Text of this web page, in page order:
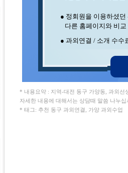
중**
백**
김**
김**
이**
강**
박**
홍* 수
이**
구**
이**
● 정회원을 이용하셨
다른 홈페이지와 비
● 과외연결 / 소개 수수
* 내용요약 : 지역-대전 동구 가양동, 과외선
자세한 내용에 대해서는 상담때 말씀 나누십
* 태그: 추천 동구 과외연결, 가양 과외수업